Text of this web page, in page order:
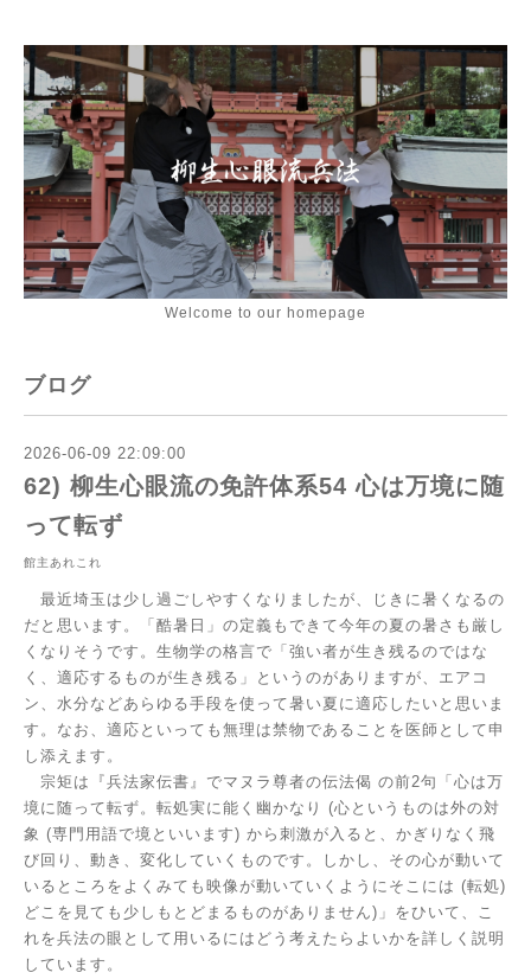
Welcome to our homepage
ブログ
2026-06-09 22:09:00
62) 柳生心眼流の免許体系54 心は万境に随
って転ず
館主あれこれ
最近埼玉は少し過ごしやすくなりましたが、じきに暑くなるの
だと思います。「酷暑日」の定義もできて今年の夏の暑さも厳し
くなりそうです。生物学の格言で「強い者が生き残るのではな
く、適応するものが生き残る」というのがありますが、エアコ
ン、水分などあらゆる手段を使って暑い夏に適応したいと思いま
す。なお、適応といっても無理は禁物であることを医師として申
し添えます。
宗矩は『兵法家伝書』でマヌラ尊者の伝法偈 の前2句「心は万
境に随って転ず。転処実に能く幽かなり (心というものは外の対
象 (専門用語で境といいます) から刺激が入ると、かぎりなく飛
び回り、動き、変化していくものです。しかし、その心が動いて
いるところをよくみても映像が動いていくようにそこには (転処)
どこを見ても少しもとどまるものがありません) 」をひいて、こ
れを兵法の眼として用いるにはどう考えたらよいかを詳しく説明
しています。